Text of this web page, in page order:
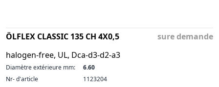
ÖLFLEX CLASSIC 135 CH 4X0,5
halogen-free, UL, Dca-d3-d2-a3
sure demande
Diamètre extérieure mm:
6.60
Nr- d'article
1123204